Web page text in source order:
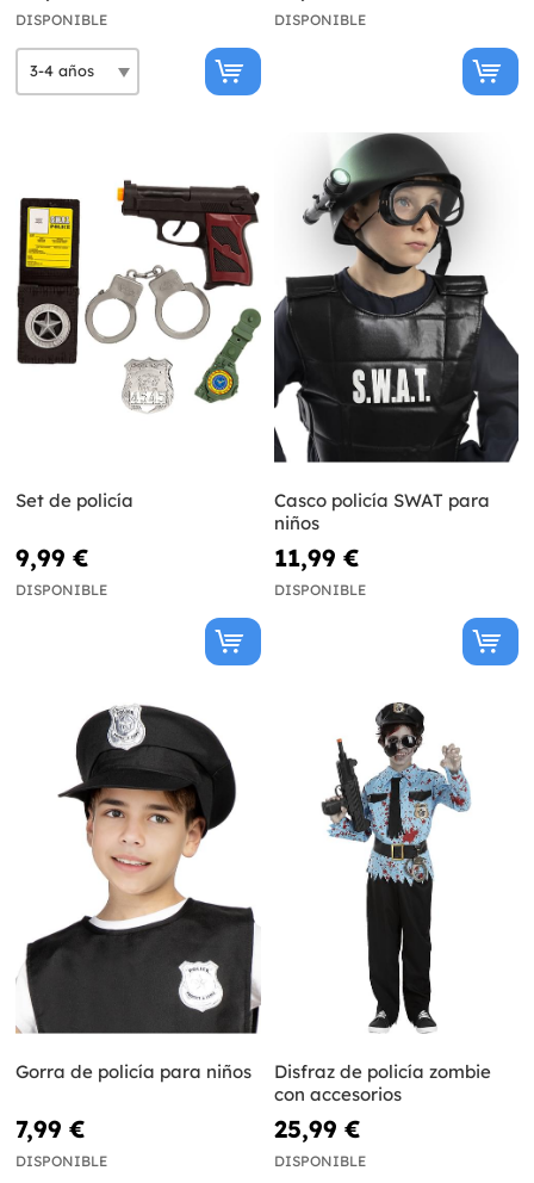
DISPONIBLE DISPONIBLE
Set de policía
9,99 €
DISPONIBLE
Casco policía SWAT para
niños
11,99 €
DISPONIBLE
Gorra de policía para niños
7,99 €
DISPONIBLE
Disfraz de policía zombie
con accesorios
25,99 €
DISPONIBLE